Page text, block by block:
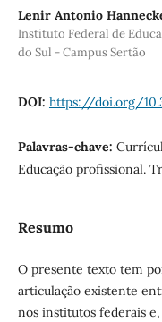
Lenir Antonio
Instituto Federal de
do Sul - Campus Sertão
DOI: https://doi.org/
Palavras-chave:
Educação profissional.
Resumo
O presente texto tem
articulação existente
nos institutos federais